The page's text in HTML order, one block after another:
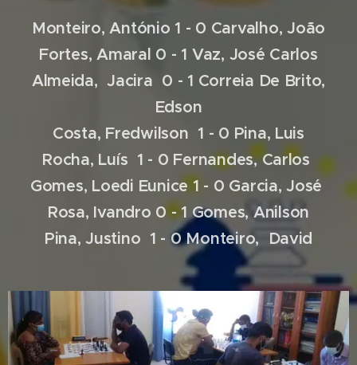
Monteiro, António 1 - 0 Carvalho, João
Fortes, Amaral 0 - 1 Vaz, José Carlos
Almeida, Jacira 0 - 1 Correia De Brito,
Edson
Costa, Fredwilson 1 - 0 Pina, Luis
Rocha, Luís 1 - 0 Fernandes, Carlos
Gomes, Loedi Eunice 1 - 0 Garcia, José
Rosa, Ivandro 0 - 1 Gomes, Anilson
Pina, Justino 1 - 0 Monteiro, David